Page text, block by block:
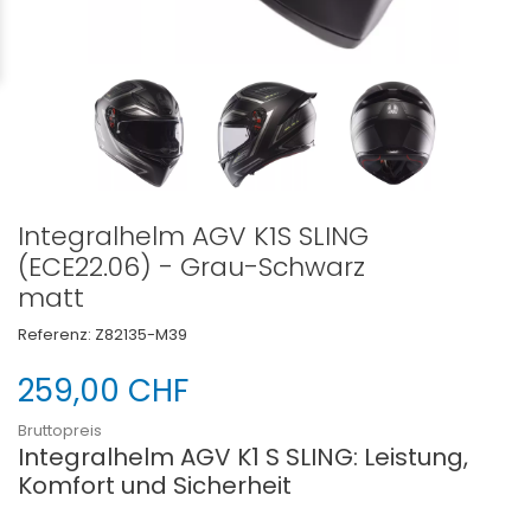
Integralhelm AGV K1S SLING
(ECE22.06) - Grau-Schwarz
matt
Referenz: Z82135-M39
259,00 CHF
Bruttopreis
Integralhelm AGV K1 S SLING: Leistung,
Komfort und Sicherheit